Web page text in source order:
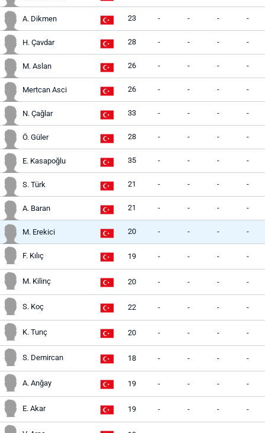
A. Dikmen 23 - - - -
H. Çavdar 28 - - - -
M. Aslan 26 - - - -
Mertcan Asci 26 - - - -
N. Çağlar 33 - - - -
Ö. Güler 28 - - - -
E. Kasapoğlu 35 - - - -
S. Türk 21 - - - -
A. Baran 21 - - - -
M. Erekici 20 - - - -
F. Kılıç 19 - - - -
M. Kilinç 20 - - - -
S. Koç 22 - - - -
K. Tunç 20 - - - -
S. Demircan 18 - - - -
A. Anğay 19 - - - -
E. Akar 19 - - - -